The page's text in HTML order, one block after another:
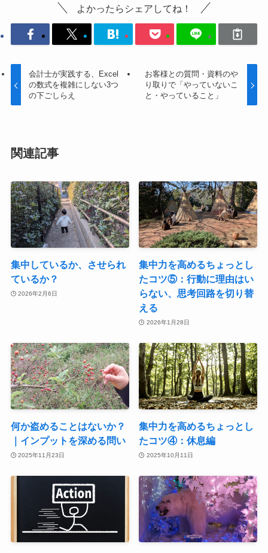
よかったらシェアしてね！
会計士が実践する、Excel
の数式を複雑にしない3つ
の下ごしらえ
お客様との質問・資料のや
り取りで「やっていないこ
と・やっていること」
関連記事
集中しているか、させられ
ているか？
2026年2月6日
集中力を高めるちょっとし
たコツ⑤：行動に理由はい
らない、思考回路を切り替
える
2026年1月28日
何か盗めることはないか？
｜インプットを深める問い
2025年11月23日
集中力を高めるちょっとし
たコツ④：休息編
2025年10月11日